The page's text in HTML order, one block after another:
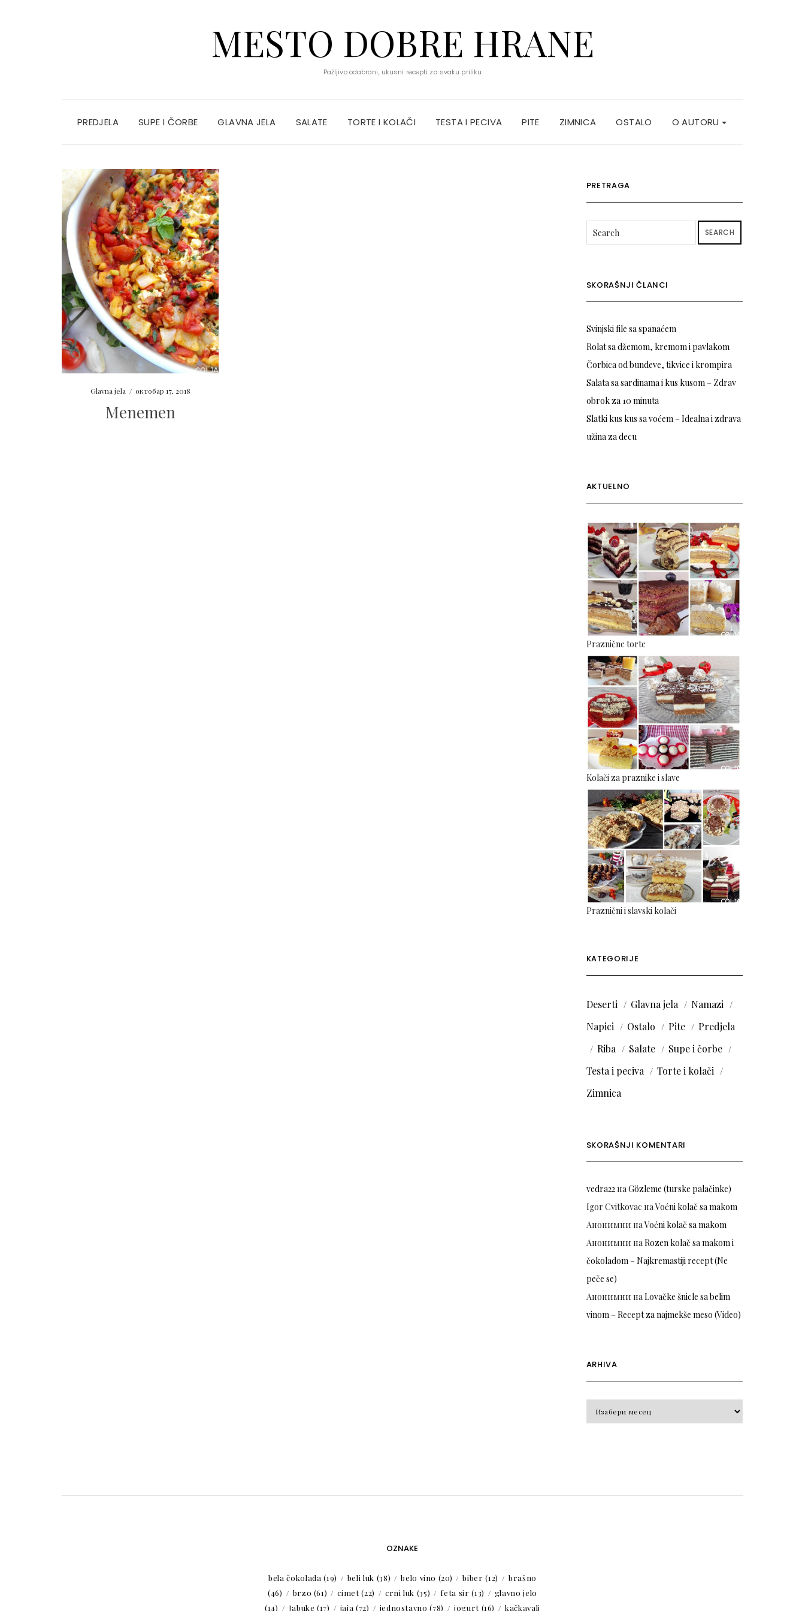
MESTO DOBRE HRANE
Pažljivo odabrani, ukusni recepti za svaku priliku
PREDJELA SUPE I ČORBE GLAVNA JELA SALATE TORTE I KOLAČI TESTA I PECIVA PITE ZIMNICA OSTALO O AUTORU
Glavna jela / октобар 17, 2018
Menemen
PRETRAGA
SEARCH
SKORAŠNJI ČLANCI
Svinjski file sa spanaćem
Rolat sa džemom, kremom i pavlakom
Čorbica od bundeve, tikvice i krompira
Salata sa sardinama i kus kusom – Zdrav
obrok za 10 minuta
Slatki kus kus sa voćem – Idealna i zdrava
užina za decu
AKTUELNO
Praznične torte
Kolači za praznike i slave
Praznični i slavski kolači
KATEGORIJE
Deserti Glavna jela
Namazi
Napici
Ostalo Pite
Predjela
Riba
Salate
Supe i čorbe
Testa i peciva
Torte i kolači
Zimnica
SKORAŠNJI KOMENTARI
vedra22наGözleme (turske palačinke)
Igor Cvitkovac наVoćni kolač sa makom
Анонимни наVoćni kolač sa makom
Анонимни наRozen kolač sa makom i
čokoladom – Najkremastiji recept (Ne
peče se)
Анонимни наLovačke šnicle sa belim
vinom – Recept za najmekše meso (Video)
ARHIVA
OZNAKE
bela čokolada (19) beli luk (38) belo vino (20) biber (12)
brašno
(46)
brzo (61) cimet(22) crni luk (35) feta sir (13)
glavno jelo
(14)
Jabuke (17) jaja (72) jednostavno (78) jogurt(16) kačkavalj